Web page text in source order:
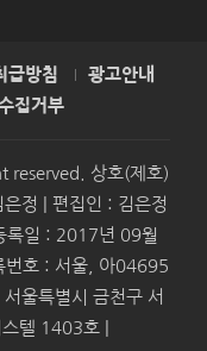
급방침
광고안내
집거부
reserved. 상호(제호)
정 | 편집인 : 김은정
록일 : 2017년 09월
번호 : 서울, 아04695
울특별시 금천구 서
텔 1403호 |